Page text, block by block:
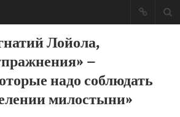
Лойола,
–
надо соблюдать
милостыни»